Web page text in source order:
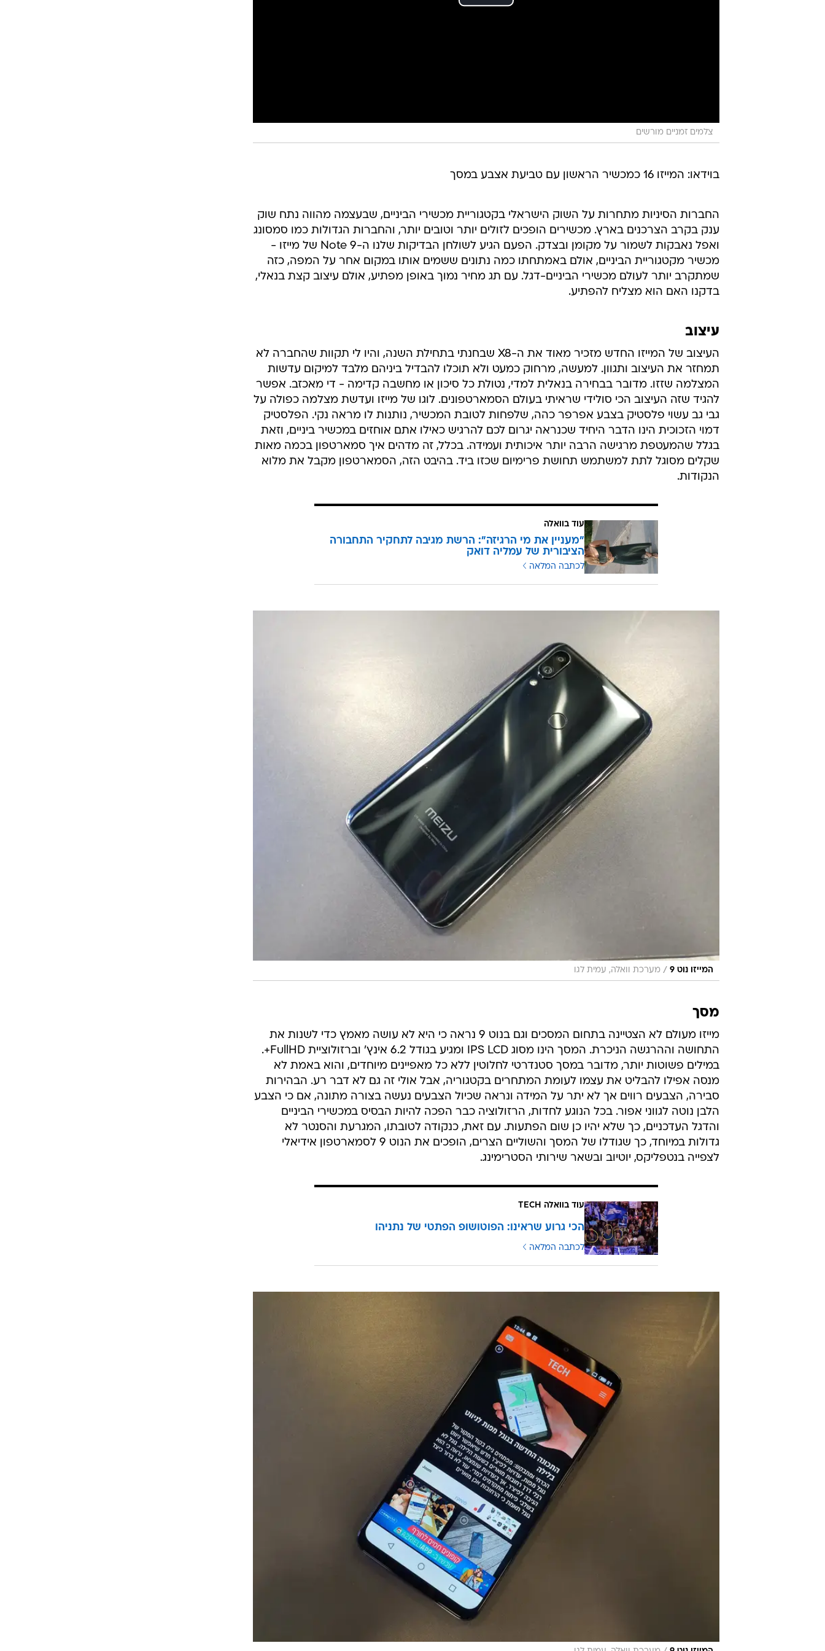
צלמים זמניים מורשים
בוידאו: המייזו 16 כמכשיר הראשון עם טביעת אצבע במסך
החברות הסיניות מתחרות על השוק הישראלי בקטגוריית מכשירי הביניים, שבעצמה מהווה נתח שוק
ענק בקרב הצרכנים בארץ. מכשירים הופכים לזולים יותר וטובים יותר, והחברות הגדולות כמו סמסונג
ואפל נאבקות לשמור על מקומן ובצדק. הפעם הגיע לשולחן הבדיקות שלנו ה-Note 9 של מייזו -
מכשיר מקטגוריית הביניים, אולם באמתחתו כמה נתונים ששמים אותו במקום אחר על המפה, כזה
שמתקרב יותר לעולם מכשירי הביניים-דגל. עם תג מחיר נמוך באופן מפתיע, אולם עיצוב קצת בנאלי,
בדקנו האם הוא מצליח להפתיע.
עיצוב
העיצוב של המייזו החדש מזכיר מאוד את ה-X8 שבחנתי בתחילת השנה, והיו לי תקוות שהחברה לא
תמחזר את העיצוב ותגוון. למעשה, מרחוק כמעט ולא תוכלו להבדיל ביניהם מלבד למיקום עדשות
המצלמה שזזו. מדובר בבחירה בנאלית למדי, נטולת כל סיכון או מחשבה קדימה - די מאכזב. אפשר
להגיד שזה העיצוב הכי סולידי שראיתי בעולם הסמארטפונים. לוגו של מייזו ועדשת מצלמה כפולה על
גבי גב עשוי פלסטיק בצבע אפרפר כהה, שלפחות לטובת המכשיר, נותנות לו מראה נקי. הפלסטיק
דמוי הזכוכית הינו הדבר היחיד שכנראה יגרום לכם להרגיש כאילו אתם אוחזים במכשיר ביניים, וזאת
בגלל שהמעטפת מרגישה הרבה יותר איכותית ועמידה. בכלל, זה מדהים איך סמארטפון בכמה מאות
שקלים מסוגל לתת למשתמש תחושת פרימיום שכזו ביד. בהיבט הזה, הסמארטפון מקבל את מלוא
הנקודות.
עוד בוואלה
"מעניין את מי הרגיזה": הרשת מגיבה לתחקיר התחבורה
הציבורית של עמליה דואק
לכתבה המלאה
המייזו נוט 9 / מערכת וואלה, עמית לגו
מסך
מייזו מעולם לא הצטיינה בתחום המסכים וגם בנוט 9 נראה כי היא לא עושה מאמץ כדי לשנות את
התחושה וההרגשה הניכרת. המסך הינו מסוג IPS LCD ומגיע בגודל 6.2 אינץ' וברזולוציית FullHD+.
במילים פשוטות יותר, מדובר במסך סטנדרטי לחלוטין ללא כל מאפיינים מיוחדים, והוא באמת לא
מנסה אפילו להבליט את עצמו לעומת המתחרים בקטגוריה, אבל אולי זה גם לא דבר רע. הבהירות
סבירה, הצבעים רווים אך לא יתר על המידה ונראה שכיול הצבעים נעשה בצורה מתונה, אם כי הצבע
הלבן נוטה לגווני אפור. בכל הנוגע לחדות, הרזולוציה כבר הפכה להיות הבסיס במכשירי הביניים
והדגל העדכניים, כך שלא יהיו כן שום הפתעות. עם זאת, כנקודה לטובתו, המגרעת והסנטר לא
גדולות במיוחד, כך שגודלו של המסך והשוליים הצרים, הופכים את הנוט 9 לסמארטפון אידיאלי
לצפייה בנטפליקס, יוטיוב ובשאר שירותי הסטרימינג.
עוד בוואלה TECH
הכי גרוע שראינו: הפוטושופ הפתטי של נתניהו
לכתבה המלאה